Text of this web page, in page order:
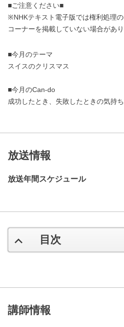
■ご注意ください■
※NHKテキスト電子版では権利処理
コーナーを掲載していない場合があ
■今月のテーマ
スイスのクリスマス
■今月のCan-do
成功したとき、失敗したときの気持
放送情報
放送年間スケジュール
目次
講師情報